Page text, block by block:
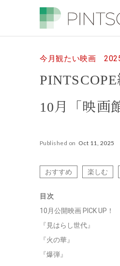
今月観たい映画
10月「映画
Published on Oct 11, 2025
おすすめ 楽しむ
目次
10月公開映画 PICK UP！
『見はらし世代』
『火の華』
『爆弾』